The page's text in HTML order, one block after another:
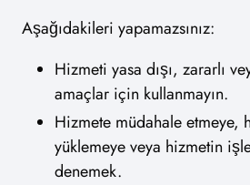
Aşağıdakileri yapamazsınız:
Hizmeti yasa dışı, zararlı
amaçlar için kullanmayın.
Hizmete müdahale etmeye,
yüklemeye veya hizmetin
denemek.